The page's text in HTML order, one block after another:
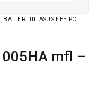
BATTERI TIL ASUS EEE PC